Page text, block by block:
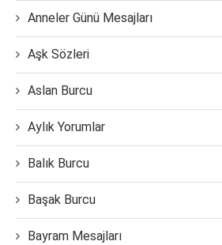
Anneler Günü Mesajları
Aşk Sözleri
Aslan Burcu
Aylık Yorumlar
Balık Burcu
Başak Burcu
Bayram Mesajları